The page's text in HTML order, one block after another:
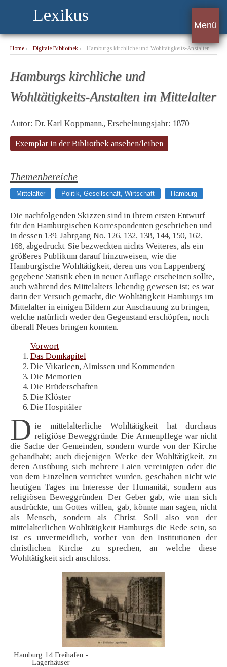
Lexikus
Menü
Home › Digitale Bibliothek ›
Hamburgs kirchliche und Wohltätigkeits-Anstalten
Hamburgs kirchliche und
Wohltätigkeits-Anstalten im Mittelalter
Autor: Dr. Karl Koppmann., Erscheinungsjahr: 1870
Exemplar in der Bibliothek ansehen/leihen
Themenbereiche
Mittelalter Politik, Gesellschaft, Wirtschaft Hamburg
Die nachfolgenden Skizzen sind in ihrem ersten Entwurf
für den Hamburgischen Korrespondenten geschrieben und
in dessen 139. Jahrgang No. 126, 132, 138, 144, 150, 162,
168, abgedruckt. Sie bezweckten nichts Weiteres, als ein
größeres Publikum darauf hinzuweisen, wie die
Hamburgische Wohltätigkeit, deren uns von Lappenberg
gegebene Statistik eben in neuer Auflage erscheinen sollte,
auch während des Mittelalters lebendig gewesen ist; es war
darin der Versuch gemacht, die Wohltätigkeit Hamburgs im
Mittelalter in einigen Bildern zur Anschauung zu bringen,
welche natürlich weder den Gegenstand erschöpfen, noch
überall Neues bringen konnten.
Vorwort
Das Domkapitel
Die Vikarieen, Almissen und Kommenden
Die Memorien
Die Brüderschaften
Die Klöster
Die Hospitäler
D ie mittelalterliche Wohltätigkeit hat durchaus
religiöse Beweggründe. Die Armenpflege war nicht
die Sache der Gemeinden, sondern wurde von der Kirche
gehandhabt; auch diejenigen Werke der Wohltätigkeit, zu
deren Ausübung sich mehrere Laien vereinigten oder die
von dem Einzelnen verrichtet wurden, geschahen nicht wie
heutigen Tages im Interesse der Humanität, sondern aus
religiösen Beweggründen. Der Geber gab, wie man sich
ausdrückte, um Gottes willen, gab, könnte man sagen, nicht
als Mensch, sondern als Christ. Soll also von der
mittelalterlichen Wohltätigkeit Hamburgs die Rede sein, so
ist es unvermeidlich, vorher von den Institutionen der
christlichen Kirche zu sprechen, an welche diese
Wohltätigkeit sich anschloss.
Hamburg 14 Freihafen -
Lagerhäuser